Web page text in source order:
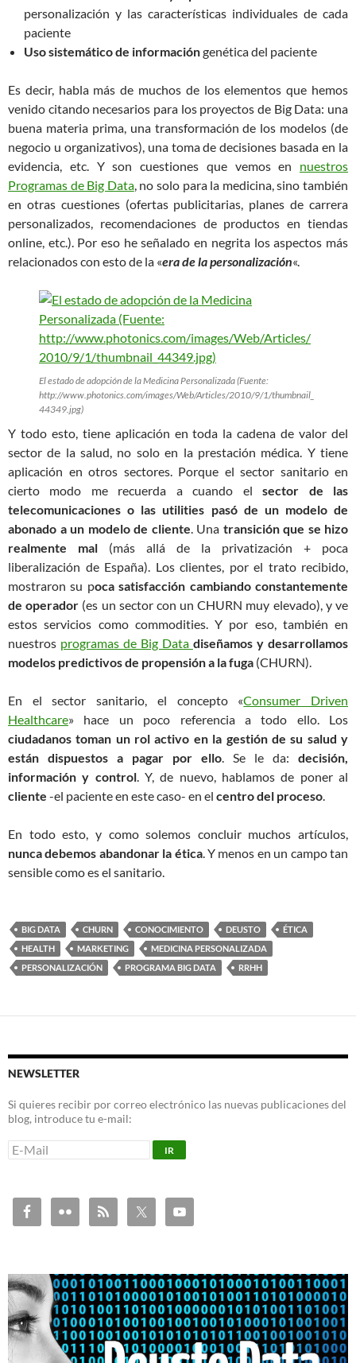
personalización y las características individuales de cada
paciente
Uso sistemático de informacióngenética del paciente
Es decir, habla más de muchos de los elementos que hemos
venido citando necesarios para los proyectos de Big Data: una
buena materia prima, una transformación de los modelos (de
negocio u organizativos), una toma de decisiones basada en la
evidencia, etc. Y son cuestiones que vemos en nuestros
Programas de Big Data, no solo para la medicina, sino también
en otras cuestiones (ofertas publicitarias, planes de carrera
personalizados, recomendaciones de productos en tiendas
online, etc.). Por eso he señalado en negrita los aspectos más
relacionados con esto de la «era de la personalización«.
El estado de adopción de la Medicina Personalizada (Fuente:
http://www.photonics.com/images/Web/Articles/2010/9/1/thumbnail_
44349.jpg)
Y todo esto, tiene aplicación en toda la cadena de valor del
sector de la salud, no solo en la prestación médica. Y tiene
aplicación en otros sectores. Porque el sector sanitario en
cierto modo me recuerda a cuando elsector de las
telecomunicaciones o las utilities pasó de un modelo de
abonado a un modelo de cliente. Una transición que se hizo
realmente mal (más allá de la privatización + poca
liberalización de España). Los clientes, por el trato recibido,
mostraron su poca satisfacción cambiando constantemente
de operador (es un sector con un CHURN muy elevado), y ve
estos servicios como commodities. Y por eso, también en
nuestros programas de Big Data diseñamos y desarrollamos
modelos predictivos de propensión a la fuga (CHURN).
En el sector sanitario, el concepto «Consumer Driven
Healthcare» hace un poco referencia a todo ello. Los
ciudadanos toman un rol activo en la gestión de su salud y
están dispuestos a pagar por ello. Se le da: decisión,
información y control. Y, de nuevo, hablamos de poner al
cliente -el paciente en este caso- en el centro del proceso.
En todo esto, y como solemos concluir muchos artículos,
nunca debemos abandonar la ética. Y menos en un campo tan
sensible como es el sanitario.
BIG DATA CHURN CONOCIMIENTO DEUSTO
ÉTICA
HEALTH
MARKETING
MEDICINA PERSONALIZADA
PERSONALIZACIÓN
PROGRAMA BIG DATA RRHH
NEWSLETTER
Si quieres recibir por correo electrónico las nuevas publicaciones del
blog, introduce tu e-mail: